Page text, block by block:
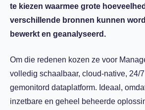
te kiezen waarmee grote
verschillende bronnen kunnen
bewerkt en geanalyseerd.
Om die redenen kozen ze voor
volledig schaalbaar, cloud-native, 24/
gemonitord dataplatform. Ideaal,
inzetbare en geheel beheerde